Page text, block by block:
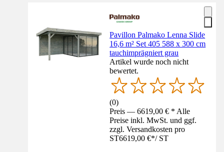
Pavillon Palmako Lenna Slide
16,6 m² Set 405 588 x 300 cm
tauchimprägniert grau
Artikel wurde noch nicht
bewertet.
(0)
Preis — 6619,00 € * Alle
Preise inkl. MwSt. und ggf.
zzgl. Versandkosten pro
ST6619,00 €*/ ST